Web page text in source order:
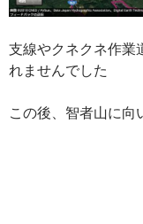
支線やクネクネ作業
れませんでした
この後、智者山に向